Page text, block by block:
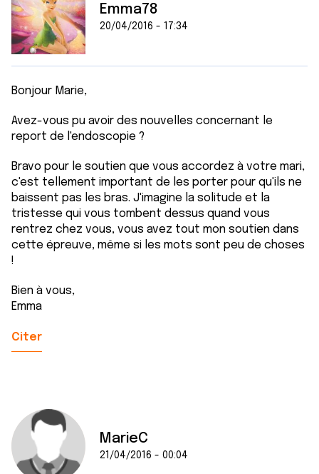
Emma78
20/04/2016 - 17:34
Bonjour Marie,
Avez-vous pu avoir des nouvelles concernant le
report de l'endoscopie ?
Bravo pour le soutien que vous accordez à votre mari,
c'est tellement important de les porter pour qu'ils ne
baissent pas les bras. J'imagine la solitude et la
tristesse qui vous tombent dessus quand vous
rentrez chez vous, vous avez tout mon soutien dans
cette épreuve, même si les mots sont peu de choses
!
Bien à vous,
Emma
Citer
MarieC
21/04/2016 - 00:04